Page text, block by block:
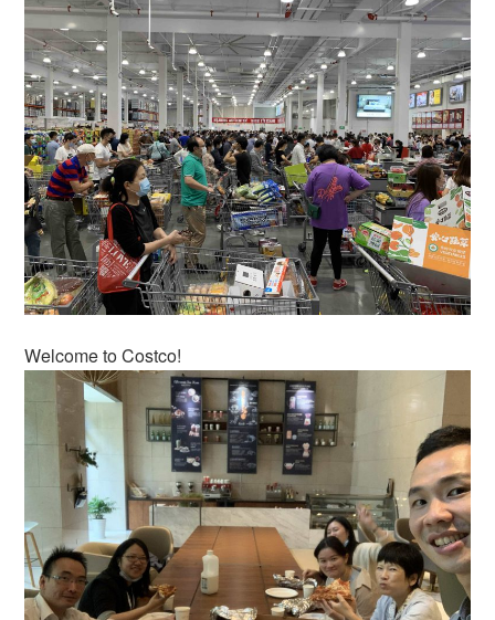
Welcome to Costco!